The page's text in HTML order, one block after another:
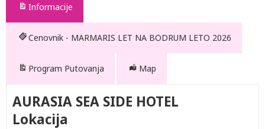
Informacije
Cenovnik - MARMARIS LET NA BODRUM LETO 2026
Program Putovanja Map
AURASIA SEA SIDE HOTEL
Lokacija